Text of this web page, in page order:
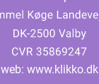
web: www.klikko.dk